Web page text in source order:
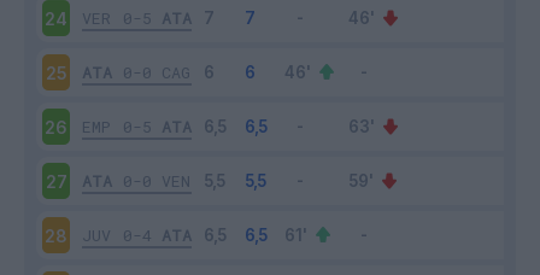
24 VER 0-5 ATA
25 ATA 0-0 CAG
26 EMP 0-5 ATA
27 ATA 0-0 VEN
28 JUV 0-4 ATA